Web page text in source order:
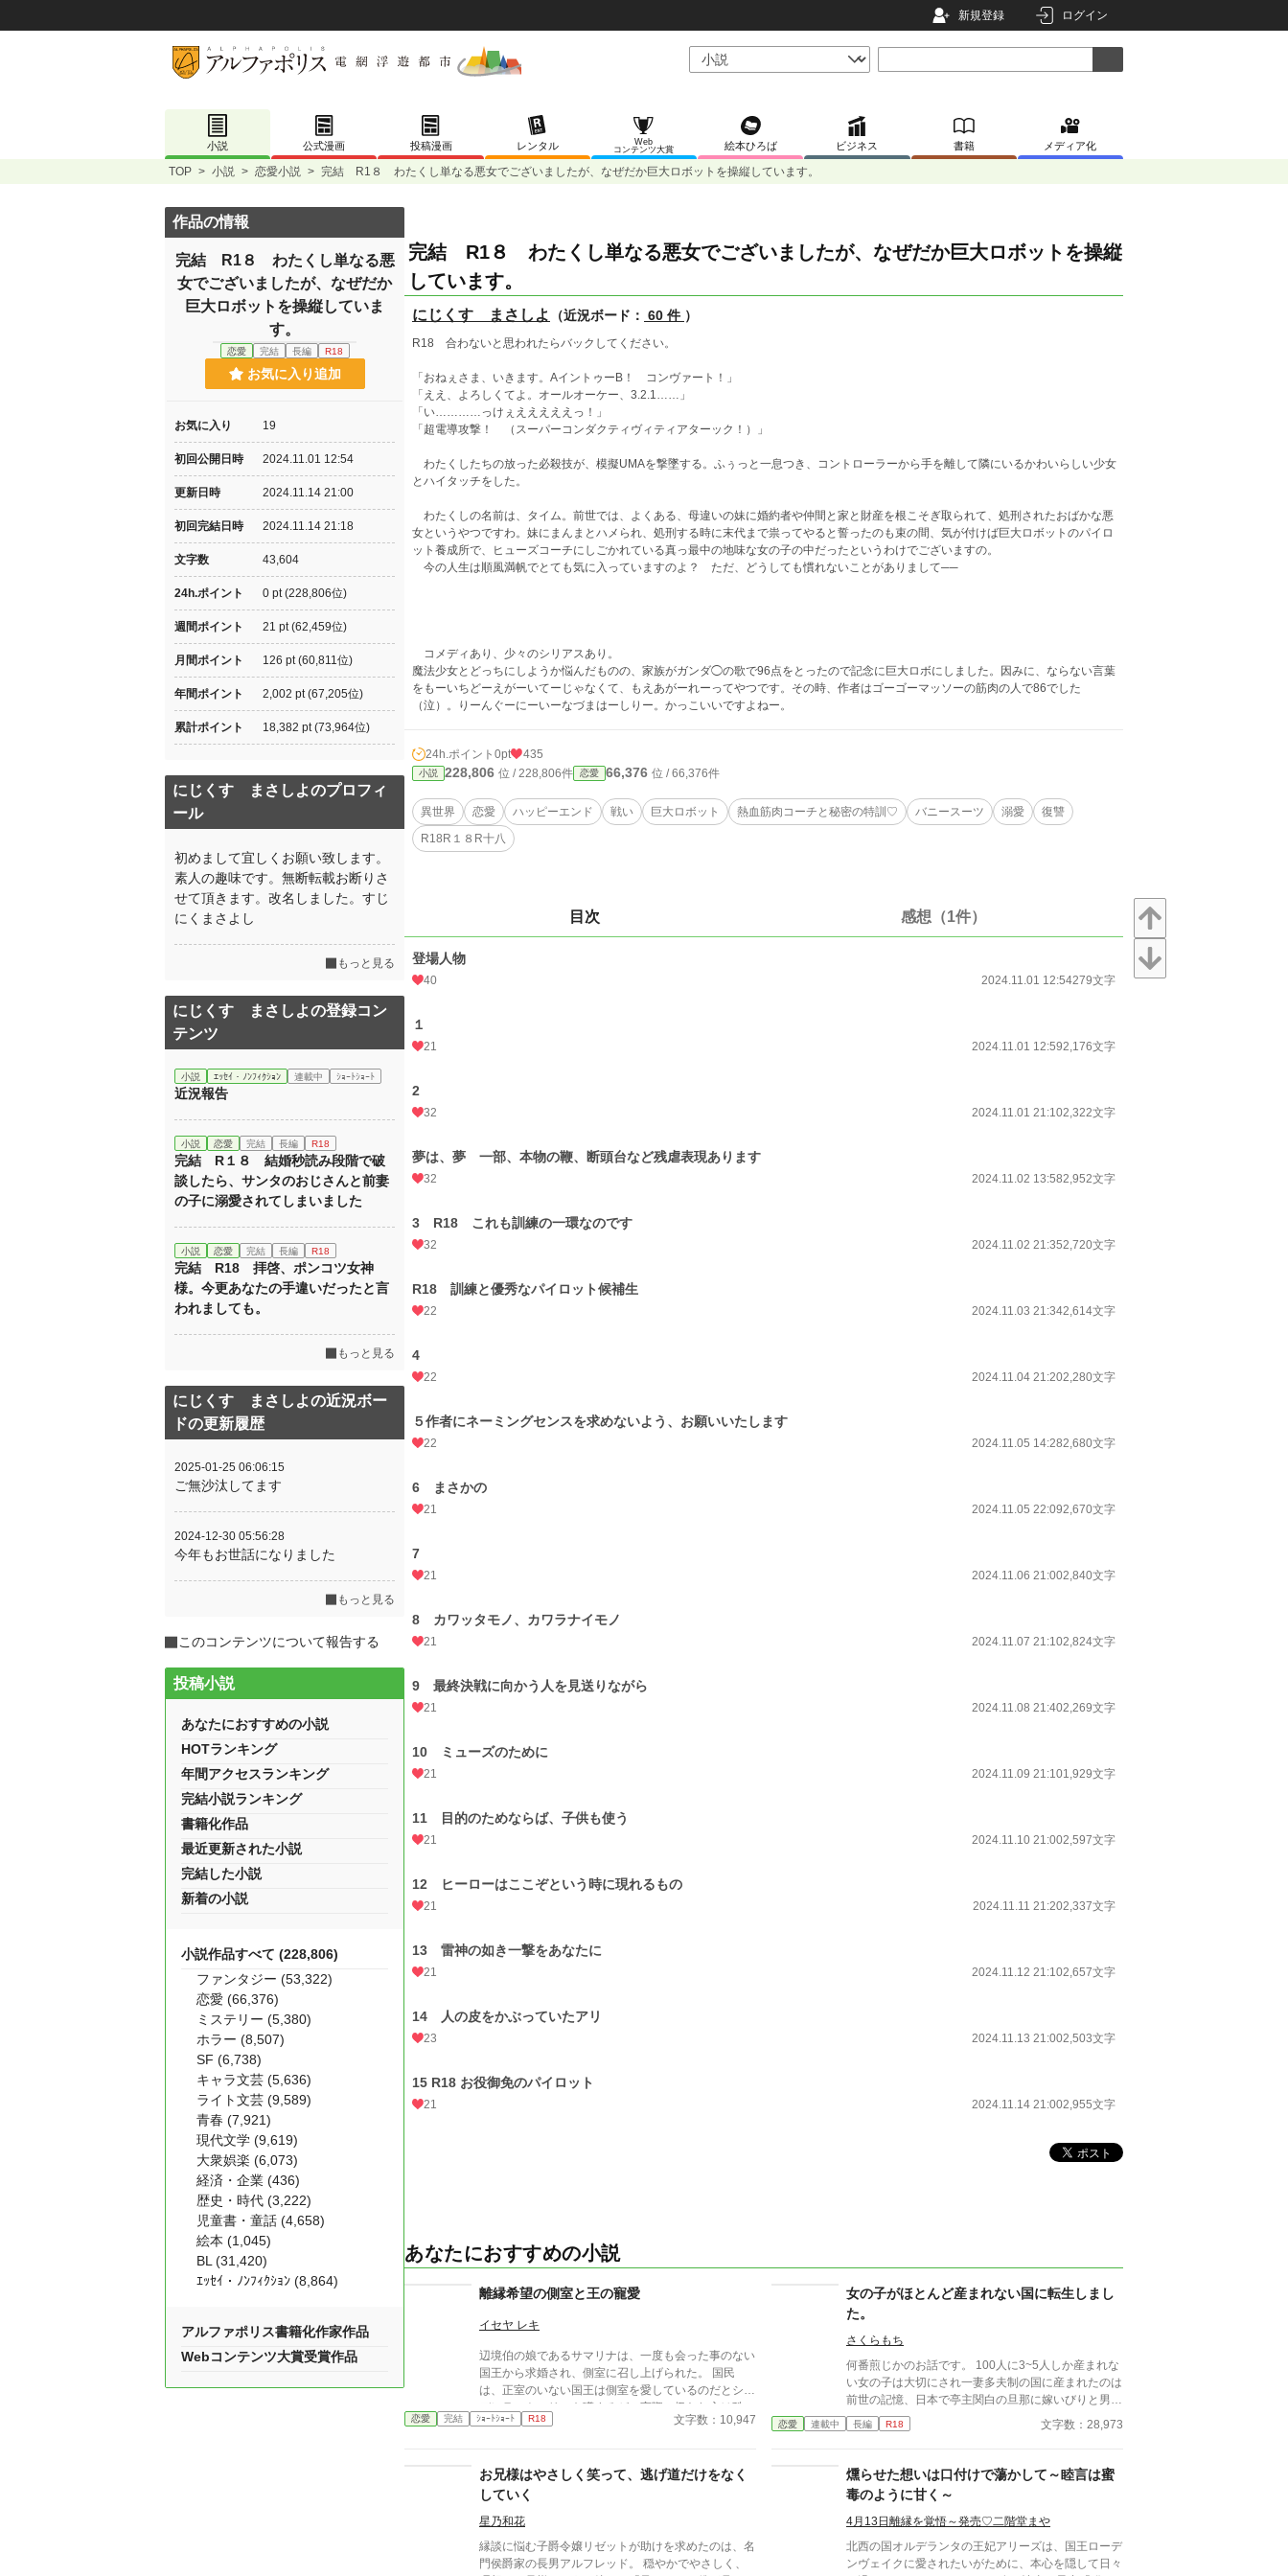
新規登録 ログイン
小説 公式漫画 投稿漫画 レンタル
Web
コンテンツ大賞
絵本ひろば ビジネス 書籍 メディア化
TOP > 小説 > 恋愛小説 > 完結 R1８ わたくし単なる悪女でございましたが、なぜだか巨大ロボットを操縦しています。
完結 R1８ わたくし単なる悪女でございましたが、なぜだか巨大ロボットを操縦
しています。
にじくす まさしよ （近況ボード： 60 件 ）
R18 合わないと思われたらバックしてください。
「おねぇさま、いきます。AイントゥーB！ コンヴァート！」
「ええ、よろしくてよ。オールオーケー、3.2.1……」
「い…………っけぇえええええっ！」
「超電導攻撃！ （スーパーコンダクティヴィティアターック！）」
わたくしたちの放った必殺技が、模擬UMAを撃墜する。ふぅっと一息つき、コントローラーから手を離して隣にいるかわいらしい少女
とハイタッチをした。
わたくしの名前は、タイム。前世では、よくある、母違いの妹に婚約者や仲間と家と財産を根こそぎ取られて、処刑されたおばかな悪
女というやつですわ。妹にまんまとハメられ、処刑する時に末代まで祟ってやると誓ったのも束の間、気が付けば巨大ロボットのパイロ
ット養成所で、ヒューズコーチにしごかれている真っ最中の地味な女の子の中だったというわけでございますの。
今の人生は順風満帆でとても気に入っていますのよ？ ただ、どうしても慣れないことがありまして──
コメディあり、少々のシリアスあり。
魔法少女とどっちにしようか悩んだものの、家族がガンダ◯の歌で96点をとったので記念に巨大ロボにしました。因みに、ならない言葉
をもーいちどーえがーいてーじゃなくて、もえあがーれーってやつです。その時、作者はゴーゴーマッソーの筋肉の人で86でした
（泣）。りーんぐーにーいーなづまはーしりー。かっこいいですよねー。
24h.ポイント 0pt 435
小説 228,806 位 / 228,806件 恋愛 66,376 位 / 66,376件
異世界 恋愛 ハッピーエンド 戦い 巨大ロボット 熱血筋肉コーチと秘密の特訓♡ バニースーツ 溺愛
復讐
R18R１８R十八
目次 感想（1件）
登場人物
40 2024.11.01 12:54279文字
１
21 2024.11.01 12:592,176文字
2
32 2024.11.01 21:102,322文字
夢は、夢 一部、本物の鞭、断頭台など残虐表現あります
32 2024.11.02 13:582,952文字
3 R18 これも訓練の一環なのです
32 2024.11.02 21:352,720文字
R18 訓練と優秀なパイロット候補生
22 2024.11.03 21:342,614文字
4
22 2024.11.04 21:202,280文字
５作者にネーミングセンスを求めないよう、お願いいたします
22 2024.11.05 14:282,680文字
6 まさかの
21 2024.11.05 22:092,670文字
7
21 2024.11.06 21:002,840文字
8 カワッタモノ、カワラナイモノ
21 2024.11.07 21:102,824文字
9 最終決戦に向かう人を見送りながら
21 2024.11.08 21:402,269文字
10 ミューズのために
21 2024.11.09 21:101,929文字
11 目的のためならば、子供も使う
21 2024.11.10 21:002,597文字
12 ヒーローはここぞという時に現れるもの
21 2024.11.11 21:202,337文字
13 雷神の如き一撃をあなたに
21 2024.11.12 21:102,657文字
14 人の皮をかぶっていたアリ
23 2024.11.13 21:002,503文字
15 R18 お役御免のパイロット
21 2024.11.14 21:002,955文字
あなたにおすすめの小説
離縁希望の側室と王の寵愛
イセヤ レキ
辺境伯の娘であるサマリナは、一度も会った事のない
国王から求婚され、側室に召し上げられた。 国民
は、正室のいない国王は側室を愛しているのだとシン
デレラストーリーを噂するが、実際の扱われ方は酷い
ものである。 いつか離縁してくれるに違いない、と
※ストーリー構成上、ヒーロー以外との絡みありま
す。 シリアス／ ほのぼの ／幼なじみ ／ヒロインが男
以外との絡み
恋愛 完結 ｼｮｰﾄｼｮｰﾄ R18 文字数：10,947
女の子がほとんど産まれない国に転生しまし
た。
さくらもち
何番煎じかのお話です。 100人に3~5人しか産まれな
い女の子は大切にされ一妻多夫制の国に産まれたのは
前世の記憶、日本で亭主関白の旦那に嫁いびりと男尊
女卑な家に嫁いで挙句栄養失調と過労死と言う令和に
なってもまだ昭和な家庭！でありえない最後を迎えて
った女神が自身の世界の女性至上主義な国に転生させ
たお話。
恋愛 連載中 長編 R18 文字数：28,973
お兄様はやさしく笑って、逃げ道だけをなく
していく
星乃和花
縁談に悩む子爵令嬢リゼットが助けを求めたのは、名
門侯爵家の長男アルフレッド。 穏やかでやさしく、
燻らせた想いは口付けで蕩かして～睦言は蜜
毒のように甘く～
4月13日離縁を覚悟～発売♡二階堂まや
北西の国オルデランタの王妃アリーズは、国王ローデ
ンヴェイクに愛されたいがために、本心を隠して日々
作品の情報
完結 R1８ わたくし単なる悪
女でございましたが、なぜだか
巨大ロボットを操縦していま
す。
恋愛 完結 長編 R18
お気に入り追加
お気に入り 19
初回公開日時 2024.11.01 12:54
更新日時 2024.11.14 21:00
初回完結日時 2024.11.14 21:18
文字数 43,604
24h.ポイント 0 pt (228,806位)
週間ポイント 21 pt (62,459位)
月間ポイント 126 pt (60,811位)
年間ポイント 2,002 pt (67,205位)
累計ポイント 18,382 pt (73,964位)
にじくす まさしよのプロフィ
ール
初めまして宜しくお願い致します。
素人の趣味です。無断転載お断りさ
せて頂きます。改名しました。すじ
にくまさよし
もっと見る
にじくす まさしよの登録コン
テンツ
小説 ｴｯｾｲ・ﾉﾝﾌｨｸｼｮﾝ 連載中 ｼｮｰﾄｼｮｰﾄ
近況報告
小説 恋愛 完結 長編 R18
完結 R１８ 結婚秒読み段階で破
談したら、サンタのおじさんと前妻
の子に溺愛されてしまいました
小説 恋愛 完結 長編 R18
完結 R18 拝啓、ポンコツ女神
様。今更あなたの手違いだったと言
われましても。
もっと見る
にじくす まさしよの近況ボー
ドの更新履歴
2025-01-25 06:06:15
ご無沙汰してます
2024-12-30 05:56:28
今年もお世話になりました
もっと見る
このコンテンツについて報告する
投稿小説
あなたにおすすめの小説
HOTランキング
年間アクセスランキング
完結小説ランキング
書籍化作品
最近更新された小説
完結した小説
新着の小説
小説作品すべて (228,806)
ファンタジー (53,322)
恋愛 (66,376)
ミステリー (5,380)
ホラー (8,507)
SF (6,738)
キャラ文芸 (5,636)
ライト文芸 (9,589)
青春 (7,921)
現代文学 (9,619)
大衆娯楽 (6,073)
経済・企業 (436)
歴史・時代 (3,222)
児童書・童話 (4,658)
絵本 (1,045)
BL (31,420)
ｴｯｾｲ・ﾉﾝﾌｨｸｼｮﾝ (8,864)
アルファポリス書籍化作家作品
Webコンテンツ大賞受賞作品